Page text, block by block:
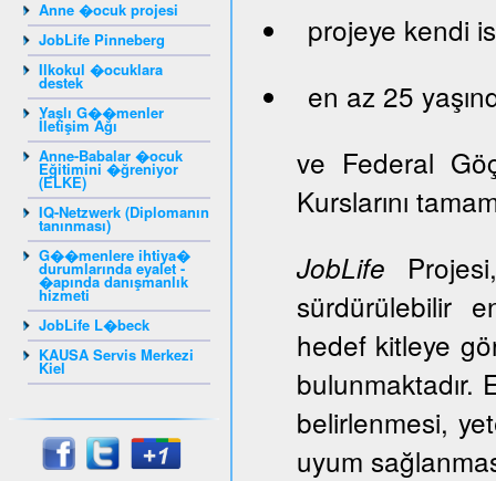
Anne �ocuk projesi
JobLife Pinneberg
Ilkokul �ocuklara
destek
Yaşlı G��menler
İletişim Ağı
Anne-Babalar �ocuk
Eğitimini �ğreniyor
(ELKE)
IQ-Netzwerk (Diplomanın
tanınması)
G��menlere ihtiya�
durumlarında eyalet -
�apında danışmanlık
hizmeti
JobLife L�beck
KAUSA Servis Merkezi
Kiel
projeye kendi
en az 25
ve Federal
Kurslarını
JobLife
sürdürülebilir
hedef kitleye
bulunmaktadır.
belirlenmesi,
uyum